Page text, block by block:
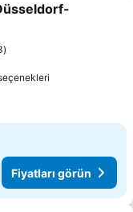
ekle
Fiyatları görün